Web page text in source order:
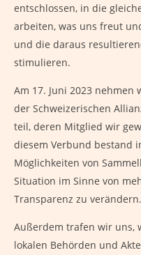
entschlossen, in die
arbeiten, was uns freut
und die daraus
stimulieren.
Am 17. Juni 2023 nehmen
der Schweizerischen
teil, deren Mitglied wir
diesem Verbund bestand
Möglichkeiten von
Situation im Sinne von
Transparenz zu verändern.
Außerdem trafen wir uns,
lokalen Behörden und